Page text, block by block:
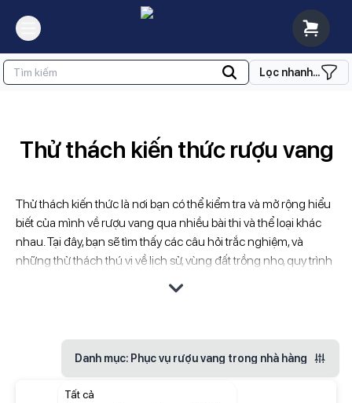
Lọc nhanh...
Thử thách kiến thức rượu vang
Thử thách kiến thức là nơi bạn có thể kiểm tra và mở rộng hiểu
biết của mình về rượu vang qua nhiều bài thi và thể loại khác
nhau. Tại đây, bạn sẽ tìm thấy các câu hỏi trắc nghiệm, và
những thử thách thú vị về lịch sử, vùng đất trồng nho, quy trình
không chỉ giúp bạn củng cố kiến thức mà còn mang lại niềm
Danh mục: Phục vụ rượu vang trong nhà hàng
Tất cả